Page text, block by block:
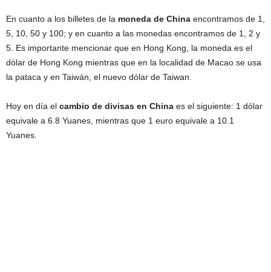
En cuanto a los billetes de la moneda de China encontramos de 1,
5, 10, 50 y 100; y en cuanto a las monedas encontramos de 1, 2 y
5. Es importante mencionar que en Hong Kong, la moneda es el
dólar de Hong Kong mientras que en la localidad de Macao se usa
la pataca y en Taiwán, el nuevo dólar de Taiwan.
Hoy en día el cambio de divisas en China es el siguiente: 1 dólar
equivale a 6.8 Yuanes, mientras que 1 euro equivale a 10.1
Yuanes.